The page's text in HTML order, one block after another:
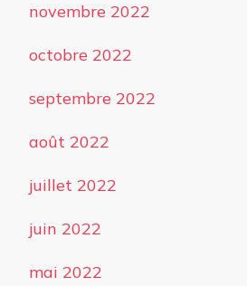
novembre 2022
octobre 2022
septembre 2022
août 2022
juillet 2022
juin 2022
mai 2022